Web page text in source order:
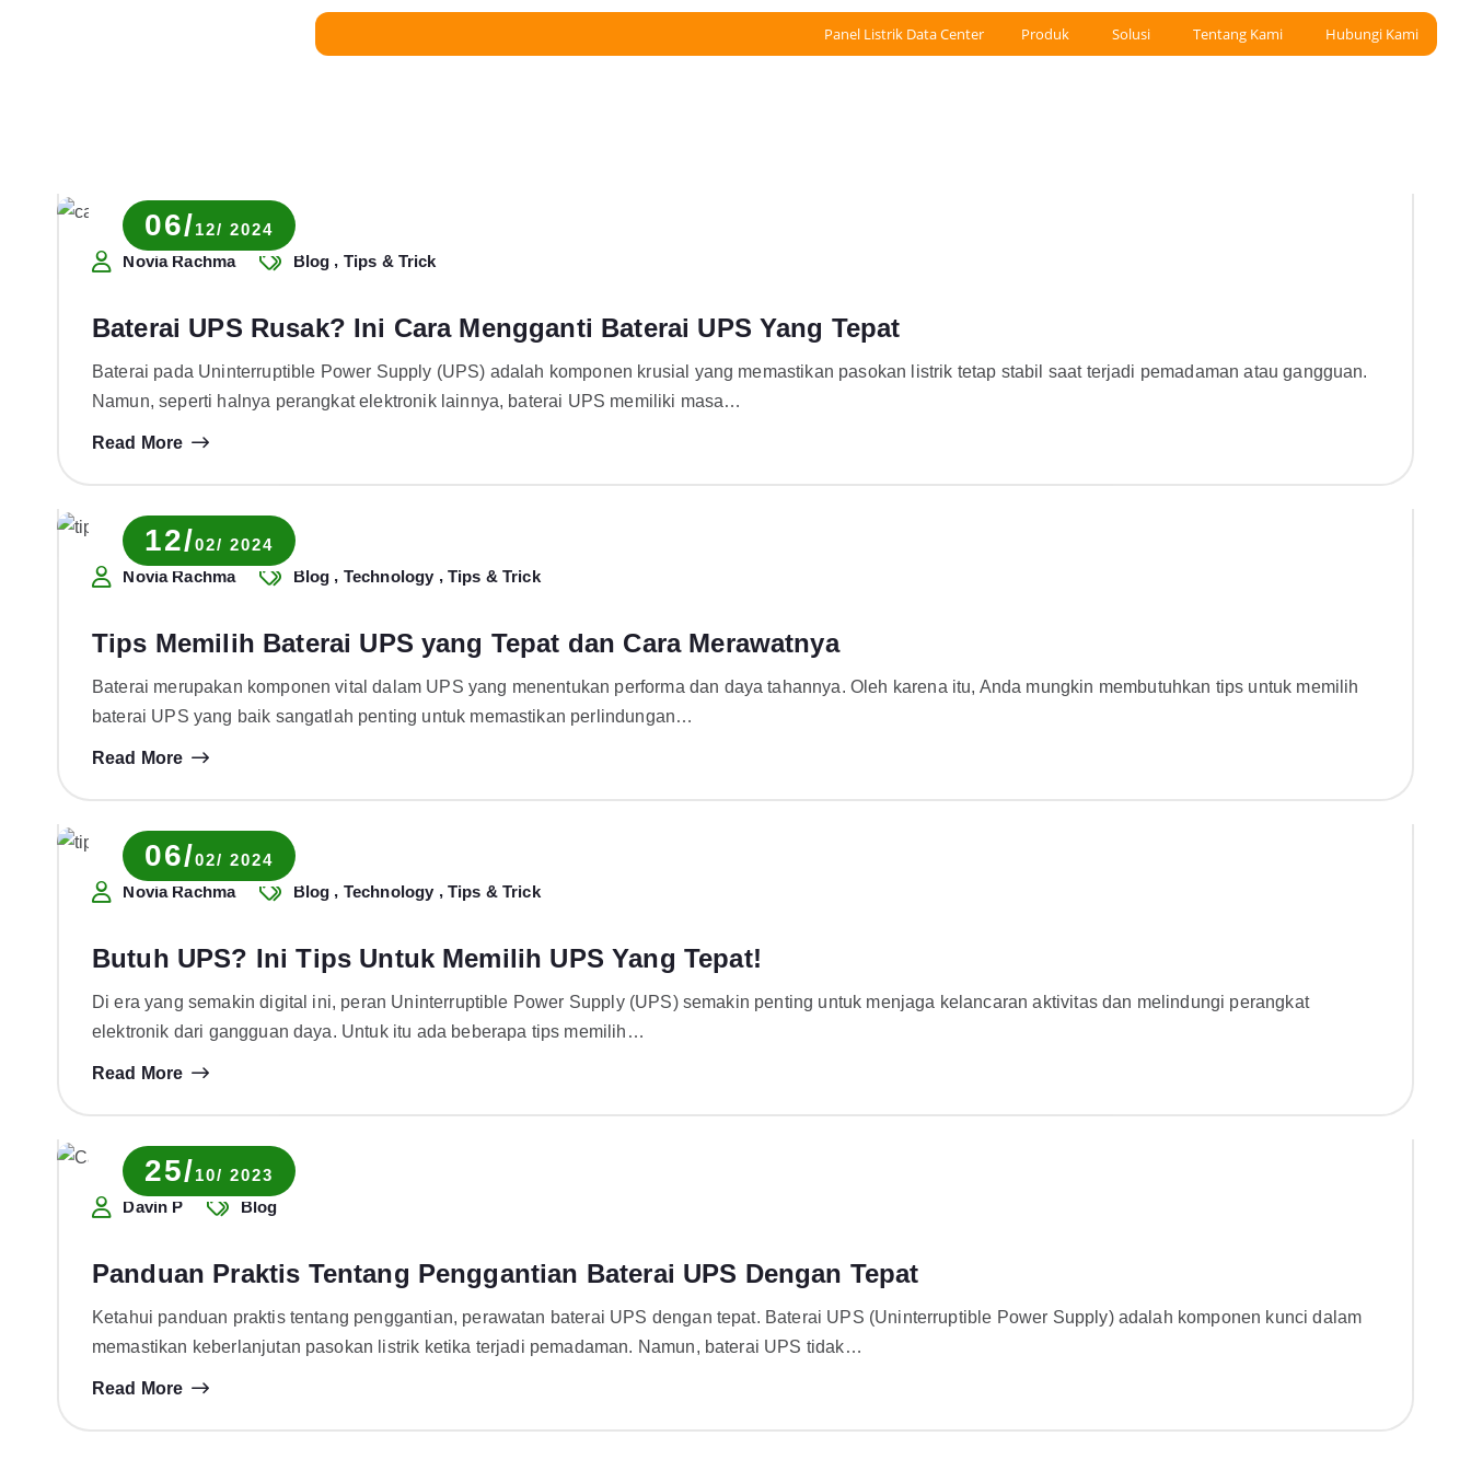
Panel Listrik Data Center Produk Solusi Tentang Kami Hubungi Kami
06/12/ 2024
Novia Rachma
Blog , Tips & Trick
Baterai UPS Rusak? Ini Cara Mengganti Baterai UPS Yang Tepat
Baterai pada Uninterruptible Power Supply (UPS) adalah komponen krusial yang memastikan pasokan listrik tetap stabil saat terjadi pemadaman atau gangguan.
Namun, seperti halnya perangkat elektronik lainnya, baterai UPS memiliki masa…
Read More
12/02/ 2024
Novia Rachma
Blog , Technology , Tips & Trick
Tips Memilih Baterai UPS yang Tepat dan Cara Merawatnya
Baterai merupakan komponen vital dalam UPS yang menentukan performa dan daya tahannya. Oleh karena itu, Anda mungkin membutuhkan tips untuk memilih
baterai UPS yang baik sangatlah penting untuk memastikan perlindungan…
Read More
06/02/ 2024
Novia Rachma
Blog , Technology , Tips & Trick
Butuh UPS? Ini Tips Untuk Memilih UPS Yang Tepat!
Di era yang semakin digital ini, peran Uninterruptible Power Supply (UPS) semakin penting untuk menjaga kelancaran aktivitas dan melindungi perangkat
elektronik dari gangguan daya. Untuk itu ada beberapa tips memilih…
Read More
25/10/ 2023
Davin P
Blog
Panduan Praktis Tentang Penggantian Baterai UPS Dengan Tepat
Ketahui panduan praktis tentang penggantian, perawatan baterai UPS dengan tepat. Baterai UPS (Uninterruptible Power Supply) adalah komponen kunci dalam
memastikan keberlanjutan pasokan listrik ketika terjadi pemadaman. Namun, baterai UPS tidak…
Read More